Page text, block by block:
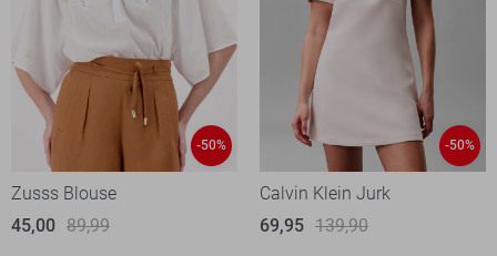
-50%
Zusss Blouse
45,00 89,99
-50%
Calvin Klein Jurk
69,95 139,90